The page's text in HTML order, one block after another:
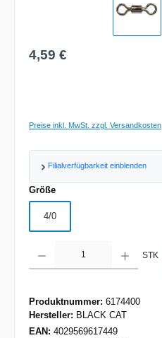
Regulärer Preis:
4,59 €
Preise inkl. MwSt. zzgl. Versandkosten
Filialverfügbarkeit einblenden
Größeauswählen
4/0
STK
Produktnummer: 6174400
Hersteller: BLACK CAT
EAN: 4029569617449